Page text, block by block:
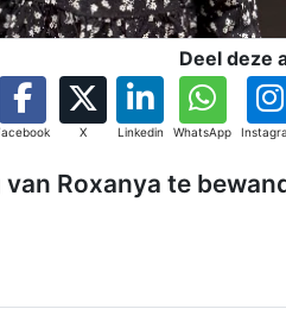
Deel deze
X Linkedin WhatsApp
Roxanya te